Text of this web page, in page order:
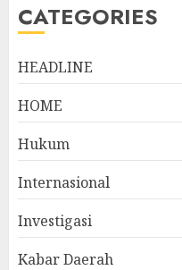
CATEGORIES
HEADLINE
HOME
Hukum
Internasional
Investigasi
Kabar Daerah